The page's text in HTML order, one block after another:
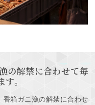
の解禁に合わせて毎
。
箱ガニ漁の解禁に合わせ